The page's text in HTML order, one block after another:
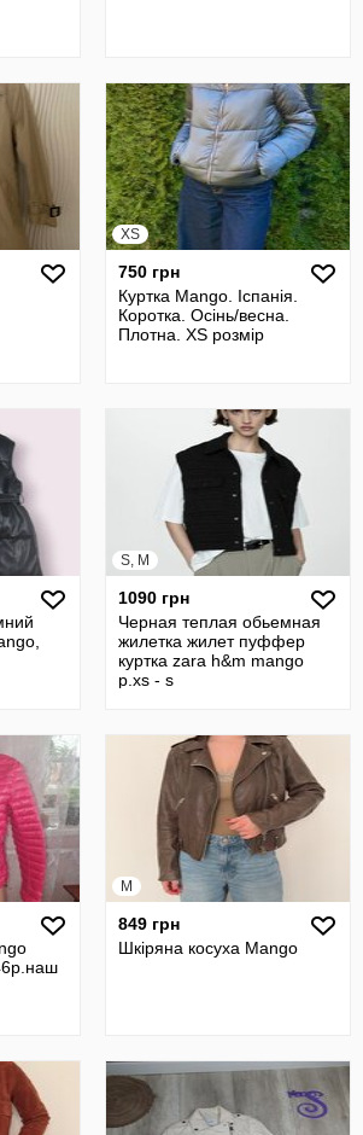
XS
750 грн
Куртка Mango. Іспанія.
Коротка. Осінь/весна.
Плотна. XS розмір
S, M
1090 грн
Черная теплая обьемная
жилетка жилет пуффер
куртка zara h&m mango
p.xs - s
M
849 грн
Шкіряна косуха Mango